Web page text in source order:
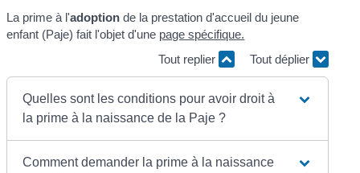
La prime à l'adoption de la prestation d'accueil du jeune
enfant (Paje) fait l'objet d'une page spécifique.
Tout replier
Tout déplier
Quelles sont les conditions pour avoir droit à
la prime à la naissance de la Paje ?
Comment demander la prime à la naissance